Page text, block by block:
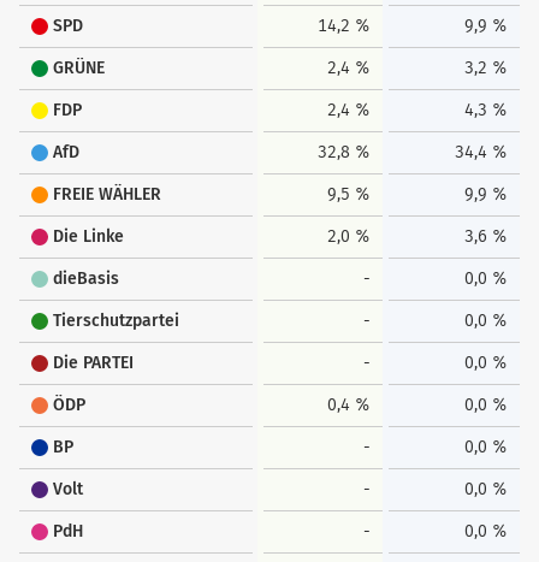
SPD 14,2 % 9,9 %
GRÜNE 2,4 % 3,2 %
FDP 2,4 % 4,3 %
AfD 32,8 % 34,4 %
FREIE WÄHLER 9,5 % 9,9 %
Die Linke 2,0 % 3,6 %
dieBasis - 0,0 %
Tierschutzpartei - 0,0 %
Die PARTEI - 0,0 %
ÖDP 0,4 % 0,0 %
BP - 0,0 %
Volt - 0,0 %
PdH - 0,0 %